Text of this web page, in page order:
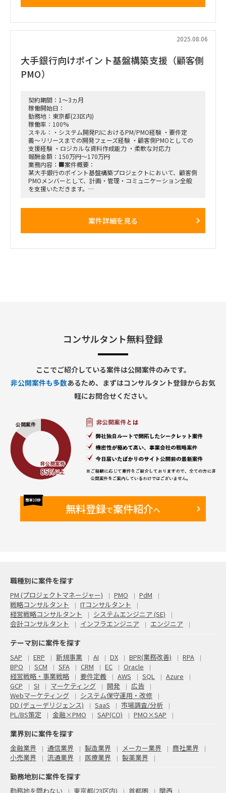
集要員の3名体制を検討しています
・サブリーダポジションとして、プロパやリーダの作業指示を
もとに、実質のプロジェクト推進を担う事を期待しています
は東陽町もしくは、神田)
■備考:
勤務時間は9:00-18:00を基本とする
2025.08.06
大手銀行向けポイント基盤構築支援（顧客側
PMO）
契約期間：1～3ヵ月
稼働開始日：
勤務地：東京都(23区内)
稼働率：100%
スキル：・システム開発PJにおけるPM/PMO経験 ・要件定
義〜リリースまでの開発フェーズ経験 ・顧客側PMOとしての
支援経験 ・ロジカルな資料作成能力 ・柔軟な対応力
報酬金額：150万円～170万円
業務内容：■案件概要：
某大手銀行のポイント基盤構築プロジェクトにおいて、顧客側
PMOメンバーとして、計画・管理・コミュニケーション全般
を支援いただきます。
■出社の仕方について：
都内主要駅近くの顧客先に常駐
■PC：貸与あり（自社PCの持ち込みも可能）
■商流：顧客⇒元請⇒上位⇒貴社
案件詳細を見る
コンサルタント無料登録
ここでご紹介している案件は公開案件のみです。
非公開案件も多数あるため、まずはコンサルタント登録からお気
軽にお問合せください。
無料登録で案件紹介へ
職種別に案件を探す
PM (プロジェクトマネージャー) PMO
PdM
戦略コンサルタント
ITコンサルタント
経営戦略コンサルタント
システムエンジニア (SE)
会計コンサルタント
インフラエンジニア エンジニア
テーマ別に案件を探す
SAP ERP 新規事業 AI DX BPR(業務改善)
RPA
BPO
SCM SFA CRM EC
Oracle
経営戦略・事業戦略
要件定義 AWS SQL
Azure
GCP
SI マーケティング 開発
広告
Webマーケティング
システム保守運用・改修
DD (デューデリジェンス)
SaaS
市場調査/分析
PL/BS策定
金融×PMO SAP(CO) PMO×SAP
業界別に案件を探す
金融業界 通信業界 製造業界 メーカー業界
商社業界
小売業界
流通業界 医療業界 製薬業界
勤務地別に案件を探す
勤務地を問わない 東京都(23区内) 首都圏 関西